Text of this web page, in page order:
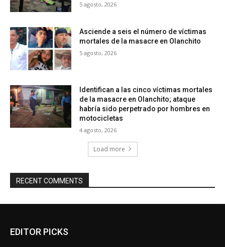
5 agosto, 2026
Asciende a seis el número de víctimas
mortales de la masacre en Olanchito
5 agosto, 2026
Identifican a las cinco víctimas mortales
de la masacre en Olanchito; ataque
habría sido perpetrado por hombres en
motocicletas
4 agosto, 2026
Load more
RECENT COMMENTS
EDITOR PICKS